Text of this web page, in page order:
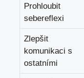
Prohloubit
sebereflexi
Zlepšit
komunikaci s
ostatními